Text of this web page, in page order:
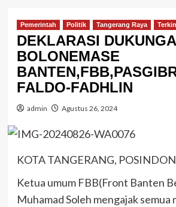
Pemerintah Politik Tangerang Raya
DEKLARASI
BOLONEMASE
FALDO-FADHLIN
admin Agustus 26, 2024
KOTA TANGERANG,
Ketua umum FBB(Front Banten
Muhamad Soleh mengajak semua